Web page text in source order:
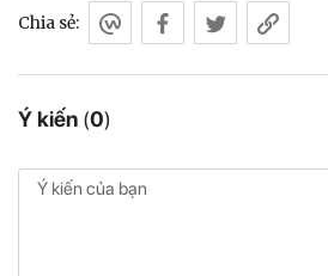
Ý kiến (0)
Chia sẻ: